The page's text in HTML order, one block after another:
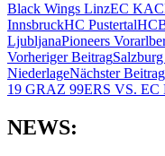
Black Wings LinzEC KAC
InnsbruckHC Pustertal
LjubljanaPioneers
Vorheriger Beitrag
NiederlageNächster Beitrag
19 GRAZ 99ERS VS.
NEWS: